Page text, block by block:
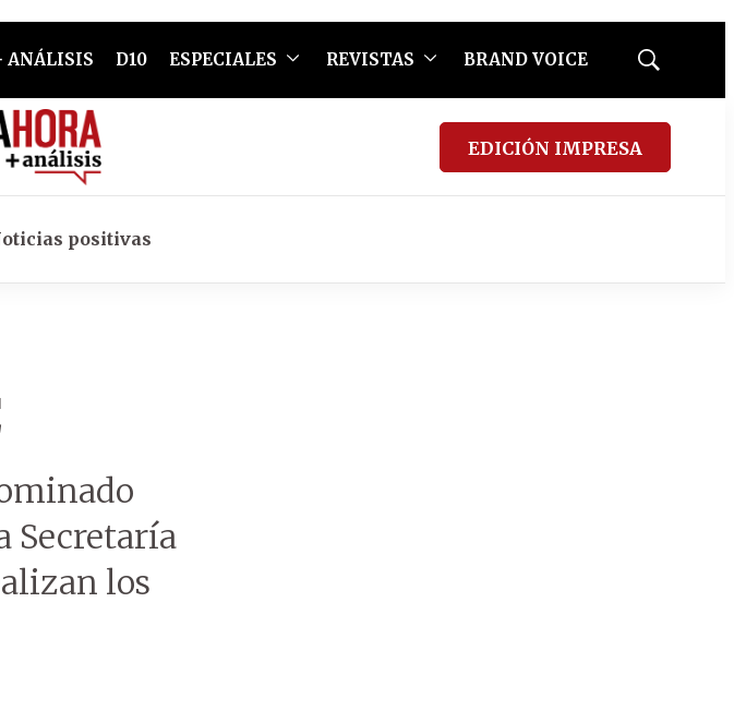
ANÁLISIS D10 ESPECIALES REVISTAS BRAND VOICE
Mostrar
EDICIÓN IMPRESA
positivas
Secretaría
los